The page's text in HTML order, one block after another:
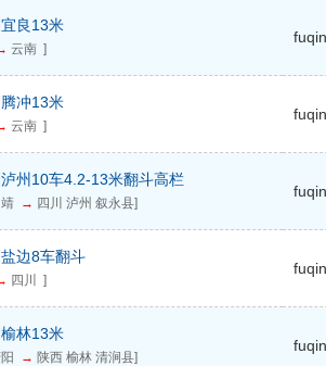
良13米
云南 ]
冲13米
云南 ]
州10车4.2-13米翻斗高栏
→ 四川 泸州 叙永县]
边8车翻斗
四川 ]
林13米
→ 陕西 榆林 清涧县]